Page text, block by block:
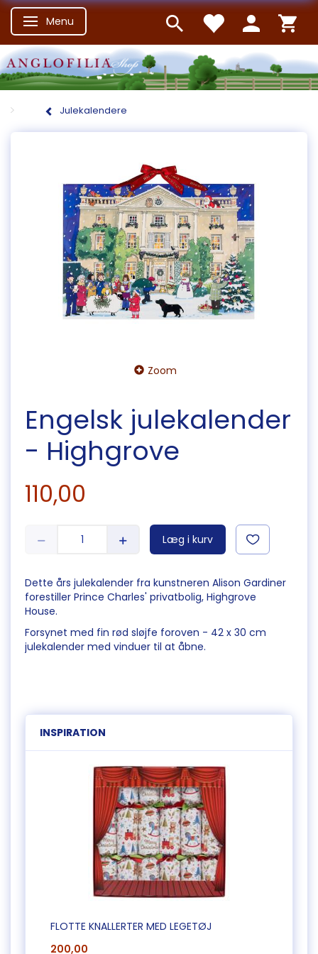
Skifte navigation
Menu
Julekalendere
Zoom
Engelsk julekalender
- Highgrove
110,00
Læg i kurv
Dette års julekalender fra kunstneren Alison Gardiner
forestiller Prince Charles' privatbolig, Highgrove
House.
Forsynet med fin rød sløjfe foroven - 42 x 30 cm
julekalender med vinduer til at åbne.
INSPIRATION
FLOTTE KNALLERTER MED LEGETØJ
200,00